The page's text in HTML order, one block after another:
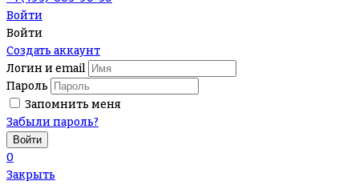
Войти
Войти
Создать аккаунт
Логин и email
Пароль
Запомнить меня
Забыли пароль?
0
Закрыть